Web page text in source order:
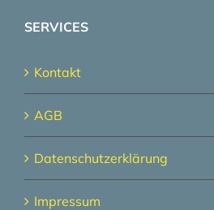
SERVICES
Kontakt
AGB
Datenschutzerklärung
Impressum